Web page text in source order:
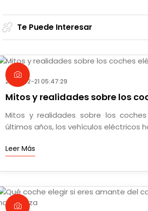
Te Puede Interesar
2025-02-21 05:47:29
Mitos y realidades sobre los
Mitos y realidades sobre los
últimos años, los vehículos eléctricos
Leer Más